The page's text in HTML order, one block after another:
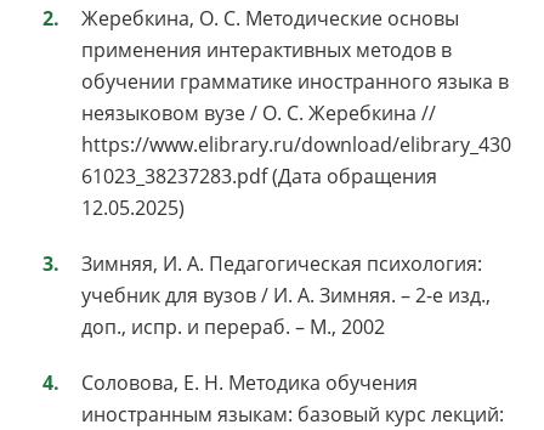
Жеребкина, О. С. Методические основы
применения интерактивных методов в
обучении грамматике иностранного языка в
неязыковом вузе / О. С. Жеребкина //
https://www.elibrary.ru/download/elibrary_430
61023_38237283.pdf (Дата обращения
12.05.2025)
Зимняя, И. А. Педагогическая психология:
учебник для вузов / И. А. Зимняя. – 2-е изд.,
доп., испр. и перераб. – М., 2002
Соловова, Е. Н. Методика обучения
иностранным языкам: базовый курс лекций: